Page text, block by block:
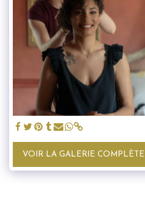
VOIR LA GALERIE COMPLÈTE